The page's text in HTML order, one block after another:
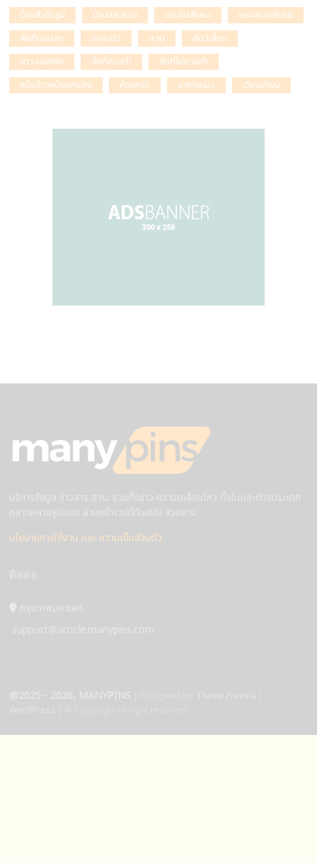
บ้านสำเร็จรูป
บ้านและสวน ประกันสังคม
พระมหากษัตริย์
พืชกินแมลง
ระบบปิด สวน
สัตว์เลี้ยง
สาวออฟฟิศ
สิ่งที่ควรทำ
สิ่งที่ไม่ควรทำ
หม้อข้าวหม้อแกงลิง
ห้องครัว อาหารแมว เวียนเทียน
นโยบายการใช้งาน และ ความเป็นส่วนตัว